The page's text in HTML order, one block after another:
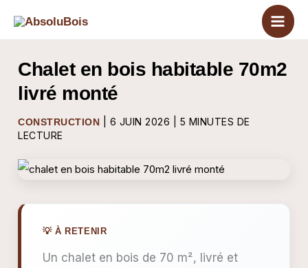
Chalet en bois habitable 70m2
livré monté
CONSTRUCTION 6 JUIN 2026
5 MINUTES DE
LECTURE
Un chalet en bois de 70 m², livré et